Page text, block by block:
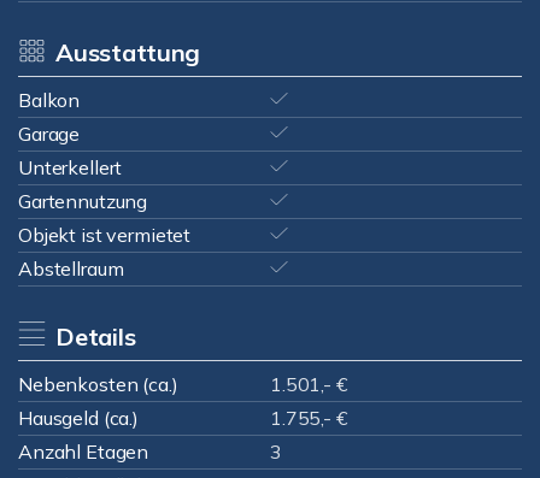
Ausstattung
Balkon
Garage
Unterkellert
Gartennutzung
Objekt ist vermietet
Abstellraum
Details
Nebenkosten (ca.)
1.501,- €
Hausgeld (ca.)
1.755,- €
Anzahl Etagen
3